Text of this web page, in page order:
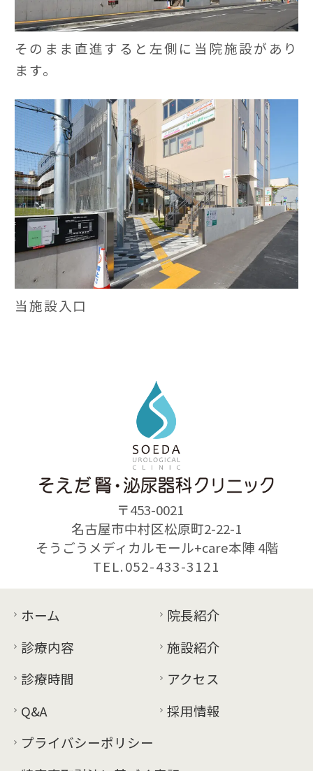
そのまま直進すると左側に当院施設があり
ます。
当施設入口
〒453-0021
名古屋市中村区松原町2-22-1
そうごうメディカルモール+care本陣 4階
TEL.052-433-3121
ホーム
院長紹介
診療内容
施設紹介
診療時間
アクセス
Q&A
採用情報
プライバシーポリシー